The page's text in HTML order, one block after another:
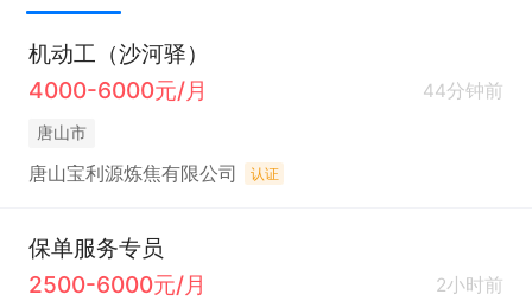
机动工（沙河驿）
4000-6000元/月
44分钟前
唐山市
唐山宝利源炼焦有限公司 认证
保单服务专员
2500-6000元/月
2小时前